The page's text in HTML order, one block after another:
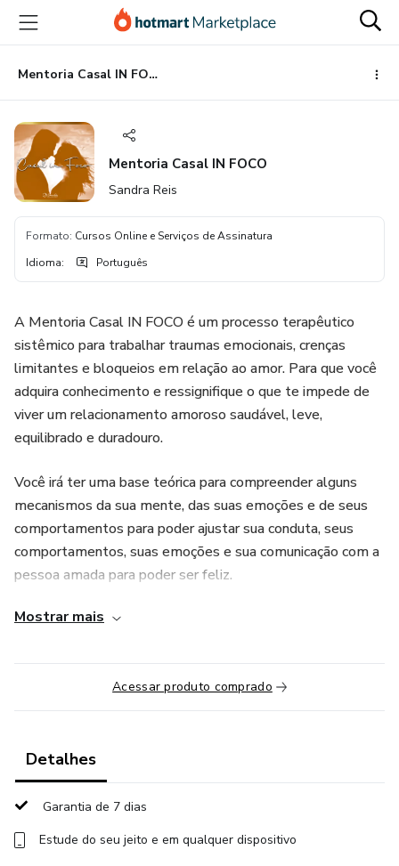
para
conteúdo
principal
para
pagamento
para
rodapé
Mentoria Casal IN FOCO
Mentoria Casal IN FOCO
Sandra Reis
Formato: Cursos Online e Serviços de Assinatura
Idioma: Português
A Mentoria Casal IN FOCO é um processo terapêutico
sistêmico para trabalhar traumas emocionais, crenças
limitantes e bloqueios em relação ao amor. Para que você
adquira conhecimento e ressignifique o que te impede de
viver um relacionamento amoroso saudável, leve,
equilibrado e duradouro.
Você irá ter uma base teórica para compreender alguns
mecanismos da sua mente, das suas emoções e de seus
comportamentos para poder ajustar sua conduta, seus
comportamentos, suas emoções e sua comunicação com a
pessoa amada para poder ser feliz.
Você também participará de vivencias e dinâmicas
seu sistema familiar sobre amor que te impede de se
realizar na relação de casal.
Relacionamento de Casal- AMOR.
A Mentoria Casal IN FOCO é um processo de
pessoa e te ajuda a desenvolver inteligência emocional
Mostrar mais
Acessar produto comprado
Detalhes
Garantia de 7 dias
Estude do seu jeito e em qualquer dispositivo